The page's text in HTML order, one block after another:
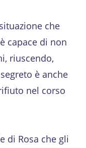
che
capace di non
riuscendo,
è anche
nel corso
di Rosa che gli